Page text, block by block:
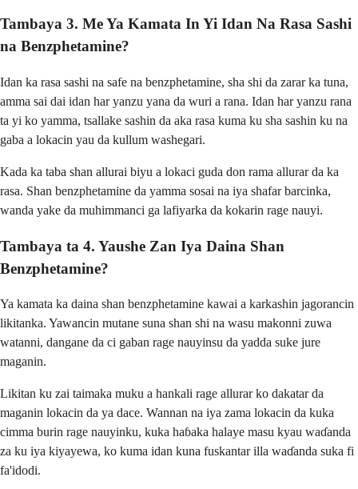
Tambaya 3. Me Ya Kamata In Yi Idan Na Rasa Sashi
na Benzphetamine?
Idan ka rasa sashi na safe na benzphetamine, sha shi da zarar ka tuna,
amma sai dai idan har yanzu yana da wuri a rana. Idan har yanzu rana
ta yi ko yamma, tsallake sashin da aka rasa kuma ku sha sashin ku na
gaba a lokacin yau da kullum washegari.
Kada ka taba shan allurai biyu a lokaci guda don rama allurar da ka
rasa. Shan benzphetamine da yamma sosai na iya shafar barcinka,
wanda yake da muhimmanci ga lafiyarka da kokarin rage nauyi.
Tambaya ta 4. Yaushe Zan Iya Daina Shan
Benzphetamine?
Ya kamata ka daina shan benzphetamine kawai a karkashin jagorancin
likitanka. Yawancin mutane suna shan shi na wasu makonni zuwa
watanni, dangane da ci gaban rage nauyinsu da yadda suke jure
maganin.
Likitan ku zai taimaka muku a hankali rage allurar ko dakatar da
maganin lokacin da ya dace. Wannan na iya zama lokacin da kuka
cimma burin rage nauyinku, kuka haɓaka halaye masu kyau waɗanda
za ku iya kiyayewa, ko kuma idan kuna fuskantar illa waɗanda suka fi
fa'idodi.